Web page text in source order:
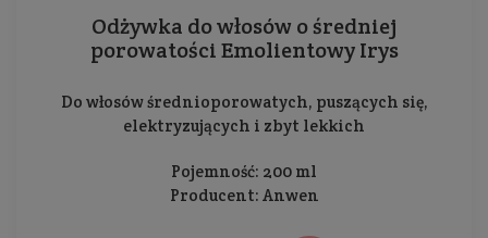
Odżywka do włosów o średniej
porowatości Emolientowy Irys
Do włosów średnioporowatych, puszących się,
elektryzujących i zbyt lekkich
Pojemność: 200 ml
Producent: Anwen